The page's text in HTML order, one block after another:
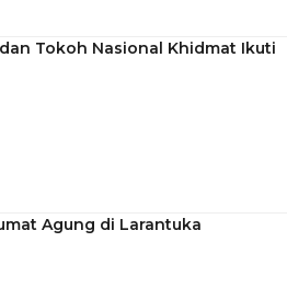
Tokoh Nasional Khidmat Ikuti
Agung di Larantuka